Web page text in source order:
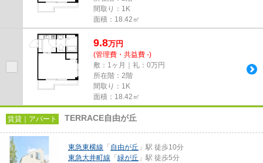
間取り：1K
面積：18.42㎡
9.8万円
(管理費・共益費 -)
敷：1ヶ月｜礼：0万円
所在階：2階
間取り：1K
面積：18.42㎡
賃貸｜アパート TERRACE自由が丘
東急東横線 「 自由が丘 」駅 徒歩10分
東急大井町線 「 緑が丘 」駅 徒歩5分